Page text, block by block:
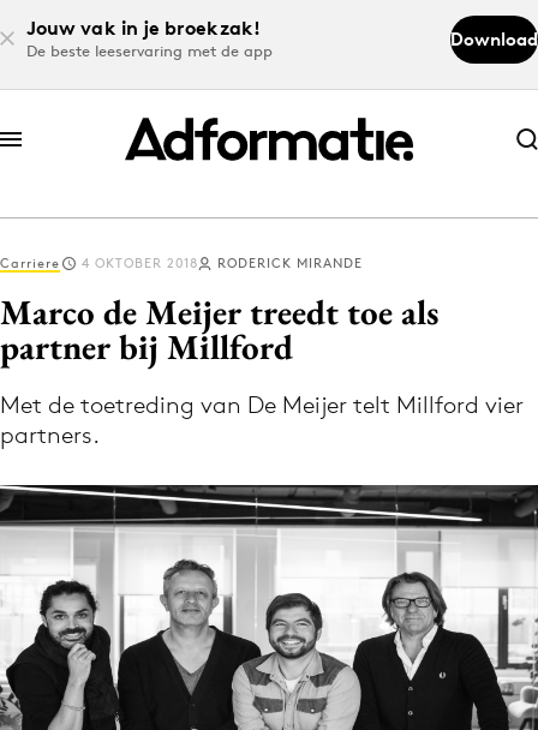
Jouw vak in je broekzak!
De beste leeservaring met de app
Download
Abonneer nu
Abonneer nu
Log in
Volg het laatste nieuws via de Adformatie
Menu
Home
9 sept: GenAI-training
Carriere 4 OKTOBER 2018 RODERICK MIRANDE
Marco de Meijer treedt toe als
partner bij Millford
Met de toetreding van De Meijer telt Millford vier
partners.